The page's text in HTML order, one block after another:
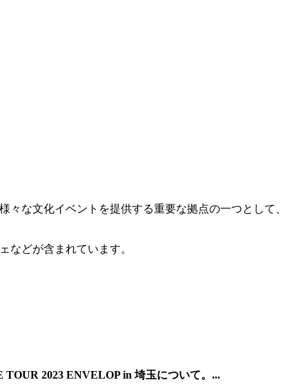
な文化イベントを提供する重要な拠点の一つとして、
などが含まれています。
2023 ENVELOP in 埼玉について。...